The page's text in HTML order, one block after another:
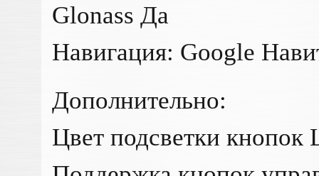
Glonass Да
Навигация: Google
Дополнительно:
Цвет подсветки